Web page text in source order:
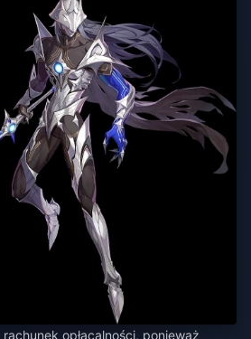
opłacalności, ponieważ